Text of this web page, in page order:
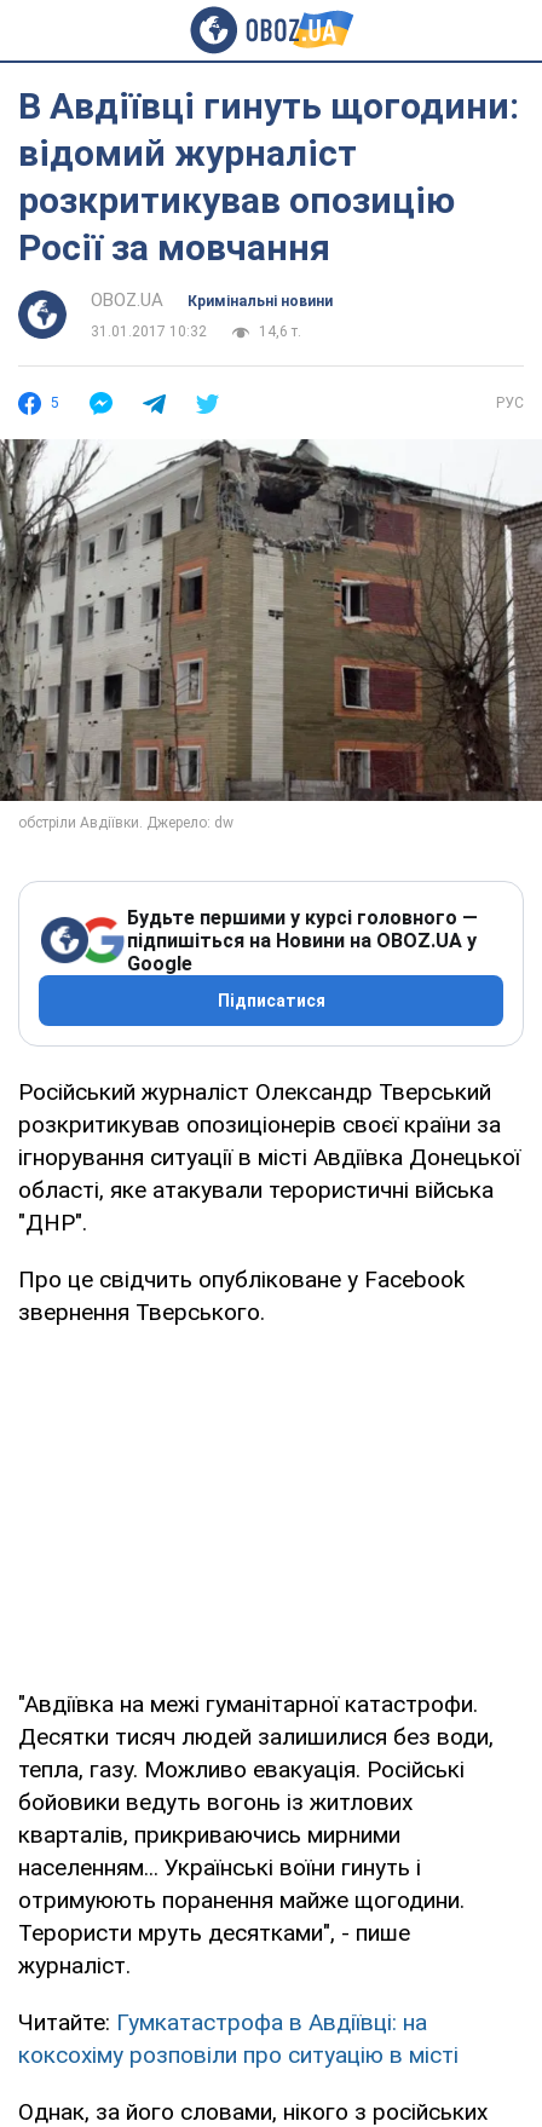
В Авдіївці гинуть щогодини:
відомий журналіст
розкритикував опозицію
Росії за мовчання
OBOZ.UA
Кримінальні новини
31.01.2017 10:32
14,6 т.
5 РУС
Будьте першими у курсі головного —
підпишіться на Новини на OBOZ.UA у
Google
Підписатися
Російський журналіст Олександр Тверський
розкритикував опозиціонерів своєї країни за
ігнорування ситуації в місті Авдіївка Донецької
області, яке атакували терористичні війська
"ДНР".
Про це свідчить опубліковане у Facebook
звернення Тверського.
"Авдіївка на межі гуманітарної катастрофи.
Десятки тисяч людей залишилися без води,
тепла, газу. Можливо евакуація. Російські
бойовики ведуть вогонь із житлових
кварталів, прикриваючись мирними
населенням... Українські воїни гинуть і
отримуюють поранення майже щогодини.
Терористи мруть десятками", - пише
журналіст.
Читайте: Гумкатастрофа в Авдіївці: на
коксохіму розповіли про ситуацію в місті
Однак, за його словами, нікого з російських